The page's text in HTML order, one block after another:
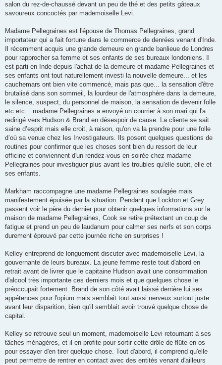
salon du rez-de-chaussé devant un peu de thé et des petits gâteaux
savoureux concoctés par mademoiselle Levi.
Madame Pellegraines est l'épouse de Thomas Pellegraines, grand
importateur qui a fait fortune dans le commerce de denrées venant d'Inde.
Il récemment acquis une grande demeure en grande banlieue de Londres
pour rapprocher sa femme et ses enfants de ses bureaux londoniens. Il
est parti en Inde depuis l'achat de la demeure et madame Pellegraines et
ses enfants ont tout naturellement investi la nouvelle demeure... et les
cauchemars ont bien vite commencé, mais pas que... la sensation d'être
brutalisé dans son sommeil, la lourdeur de l'atmosphère dans la demeure,
le silence, suspect, du personnel de maison, la sensation de devenir folle
etc etc... madame Pellegraines a envoyé un courrier à son mari qui l'a
redirigé vers Hudson & Brand en désespoir de cause. La cliente se sait
saine d’esprit mais elle croit, à raison, qu'on va la prendre pour une folle
d’où sa venue chez les Investigateurs. Ils posent quelques questions de
routines pour confirmer que les choses sont bien du ressort de leur
officine et conviennent d'un rendez-vous en soirée chez madame
Pellegraines pour investiguer plus avant les troubles qu'elle subit, elle et
ses enfants.
Markham raccompagne une madame Pellegraines soulagée mais
manifestement épuisée par la situation. Pendant que Lockton et Grey
passent voir le père du dernier pour obtenir quelques informations sur la
maison de madame Pellegraines, Cook se retire prétextant un coup de
fatigue et prend un peu de laudanum pour calmer ses nerfs et son corps
durement éprouvé par cette journée riche en surprises !
Kelley entreprend de longuement discuter avec mademoiselle Levi, la
gouvernante de leurs bureaux. La jeune femme reste tout d'abord en
retrait avant de livrer que le capitaine Hudson avait une consommation
d'alcool très importante ces derniers mois et que quelques chose le
préoccupait fortement. Brand de son côté avait laissé derrière lui ses
appétences pour l'opium mais semblait tout aussi nerveux surtout juste
avant leur disparition, bien qu'il semblait avoir trouvé quelque chose de
capital.
Kelley se retrouve seul un moment, mademoiselle Levi retournant à ses
tâches ménagères, et il en profite pour sortir cette drôle de flûte en os
pour essayer d'en tirer quelque chose. Tout d'abord, il comprend qu'elle
peut permettre de rentrer en contact avec des entités venant d'ailleurs